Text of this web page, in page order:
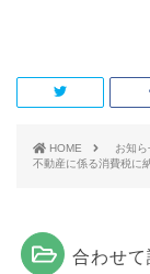
HOME
お知ら
不動産に係る消費税に
合わせて